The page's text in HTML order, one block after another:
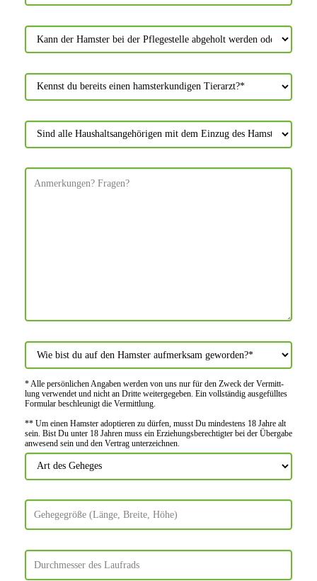
* Alle persön­lichen Angaben werden von uns nur für den Zweck der Vermitt­
lung verwendet und nicht an Dritte weiter­gegeben. Ein voll­ständig ausge­fülltes
Formular beschleu­nigt die Vermitt­lung.
** Um einen Hamster adoptieren zu dürfen, musst Du mindes­tens 18 Jahre alt
sein. Bist Du unter 18 Jahren muss ein Erziehungs­berechtigter bei der Über­gabe
anwes­end sein und den Vertrag unter­zeichnen.